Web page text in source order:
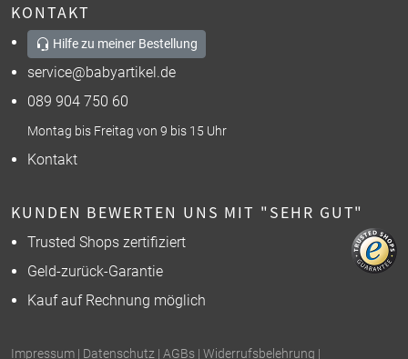
KONTAKT
Hilfe zu meiner Bestellung
service@babyartikel.de
089 904 750 60
Montag bis Freitag von 9 bis 15 Uhr
Kontakt
KUNDEN BEWERTEN UNS MIT "SEHR GUT"
Trusted Shops zertifiziert
Geld-zurück-Garantie
Kauf auf Rechnung möglich
Impressum | Datenschutz | AGBs | Widerrufsbelehrung |